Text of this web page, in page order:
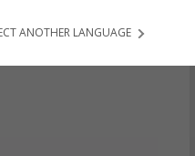
ANOTHER LANGUAGE